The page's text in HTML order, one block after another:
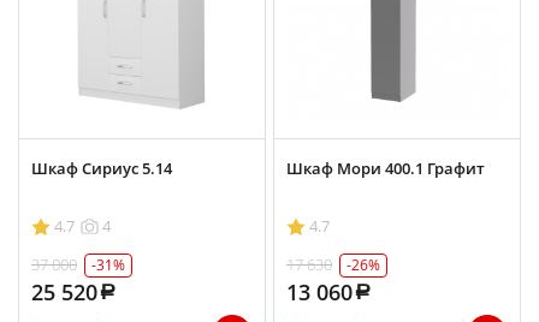
Шкаф Сириус 5.14
4.7
4
37 000
-31%
25 520
Шкаф Мори 400.1 Графит
4.7
17 630
-26%
13 060